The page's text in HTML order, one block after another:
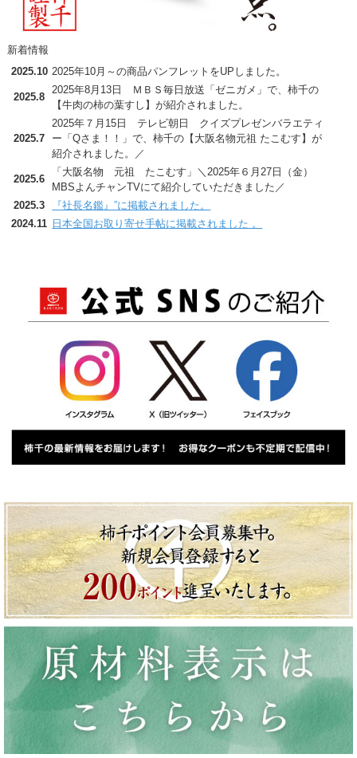
新着情報
2025.10 2025年10月～の商品パンフレットをUPしました。
2025.8
2025年8月13日 ＭＢＳ毎日放送「ゼニガメ」で、柿千の
【牛肉の柿の葉すし】が紹介されました。
2025.7
2025年７月15日 テレビ朝日 クイズプレゼンバラエティ
ー「Qさま！！」で、柿千の【大阪名物元祖 たこむす】が
紹介されました。／
2025.6
「大阪名物 元祖 たこむす」＼2025年６月27日（金）
MBSよんチャンTVにて紹介していただきました／
2025.3
『社長名鑑』”に掲載されました。
2024.11 日本全国お取り寄せ手帖に掲載されました 。